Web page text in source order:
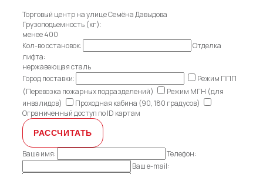
Торговый центр на улице Семёна Давыдова
Грузоподъемность (кг):
менее 400
Кол-во остановок:
Отделка
лифта:
нержавеющая сталь
Город поставки:
Режим ППП
(Перевозка пожарных подразделений)
Режим МГН (для
инвалидов)
Проходная кабина (90, 180 градусов)
Ограниченный доступ по ID картам
Ваше имя:
Телефон:
Ваш e-mail: